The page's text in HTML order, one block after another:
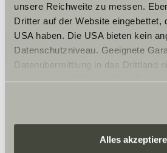
unsere Reichweite zu messen.
Dritter auf der Website eingebettet,
USA haben. Die USA bieten kein
Datenschutzniveau. Geeignete
Datenübermittlung in das Drittland
ein erhöhtes Risiko für Betroffene,
zustehen. Eingesetzte Dienstleister
eigene Zwecke verarbeiten und mit
zusammenführen. Weitere
Alles
Opening hours